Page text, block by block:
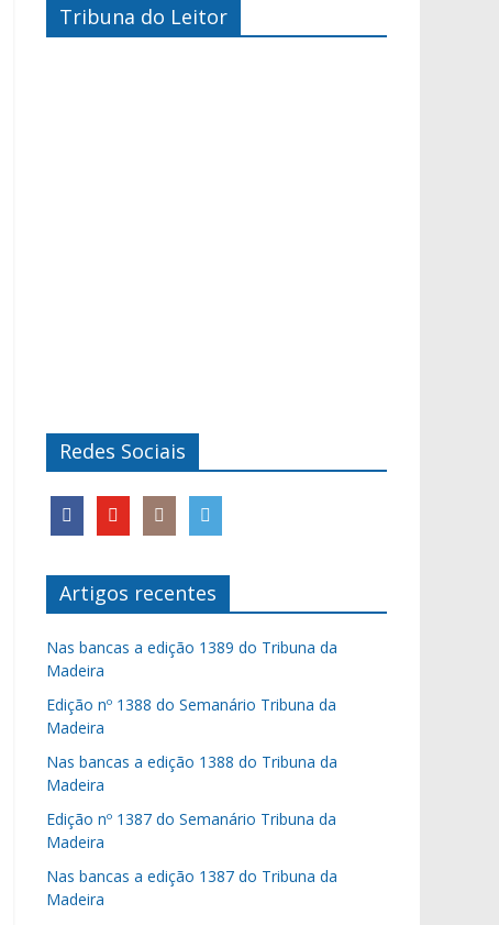
Tribuna do Leitor
Redes Sociais
Artigos recentes
Nas bancas a edição 1389 do Tribuna da
Madeira
Edição nº 1388 do Semanário Tribuna da
Madeira
Nas bancas a edição 1388 do Tribuna da
Madeira
Edição nº 1387 do Semanário Tribuna da
Madeira
Nas bancas a edição 1387 do Tribuna da
Madeira